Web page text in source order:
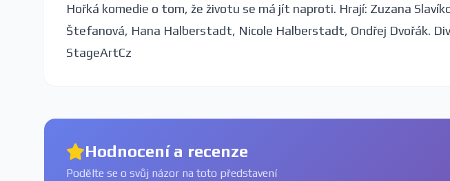
Hořká komedie o tom, že životu se má jít naproti. Hrají: Zuzana
Štefanová, Hana Halberstadt, Nicole Halberstadt, Ondřej Dvořák.
StageArtCz
Hodnocení a recenze
Podělte se o svůj názor na toto představení